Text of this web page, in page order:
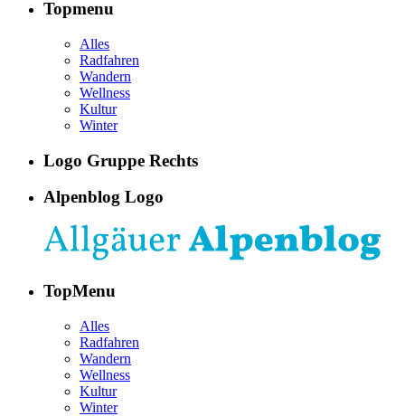
Topmenu
Alles
Radfahren
Wandern
Wellness
Kultur
Winter
Logo Gruppe Rechts
Alpenblog Logo
TopMenu
Alles
Radfahren
Wandern
Wellness
Kultur
Winter